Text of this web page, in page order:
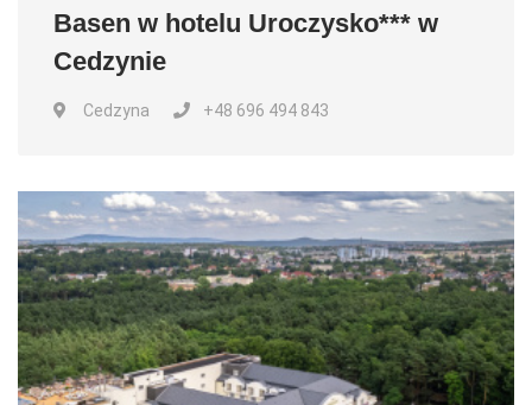
Basen w hotelu Uroczysko*** w
Cedzynie
Cedzyna +48 696 494 843